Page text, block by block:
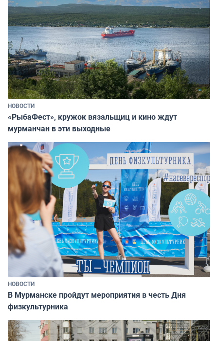
НОВОСТИ
«РыбаФест», кружок вязальщиц и кино ждут
мурманчан в эти выходные
НОВОСТИ
В Мурманске пройдут мероприятия в честь Дня
физкультурника